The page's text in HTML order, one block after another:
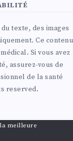
texte, des images
Ce contenu
Si vous avez
assurez-vous de
de la santé
reserved.
meilleure